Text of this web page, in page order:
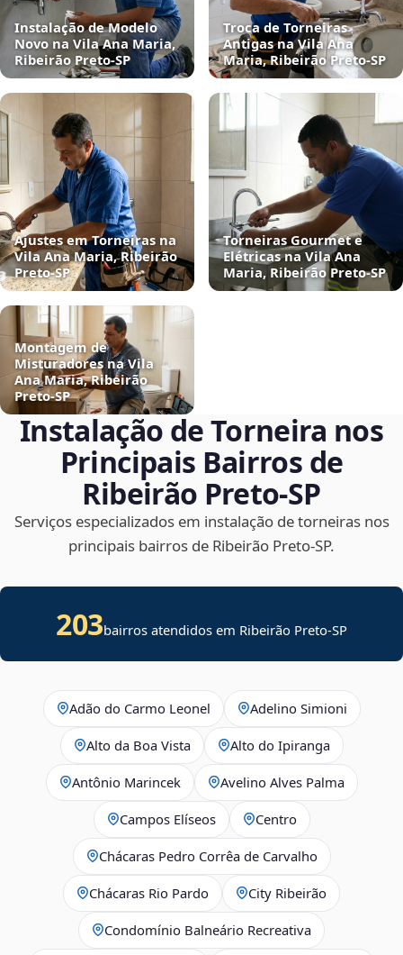
Instalação de Modelo
Novo na Vila Ana Maria,
Ribeirão Preto‑SP
Troca de Torneiras
Antigas na Vila Ana
Maria, Ribeirão Preto‑SP
Ajustes em Torneiras na
Vila Ana Maria, Ribeirão
Preto‑SP
Torneiras Gourmet e
Elétricas na Vila Ana
Maria, Ribeirão Preto‑SP
Montagem de
Misturadores na Vila
Ana Maria, Ribeirão
Preto‑SP
Instalação de Torneira nos
Principais Bairros de
Ribeirão Preto‑SP
Serviços especializados em instalação de torneiras nos
principais bairros de Ribeirão Preto‑SP.
203bairros atendidos em Ribeirão Preto-SP
Adão do Carmo Leonel Adelino Simioni
Alto da Boa Vista Alto do Ipiranga
Antônio Marincek Avelino Alves Palma
Campos Elíseos Centro
Chácaras Pedro Corrêa de Carvalho
Chácaras Rio Pardo City Ribeirão
Condomínio Balneário Recreativa